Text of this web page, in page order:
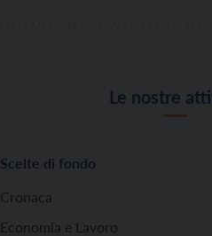
Le nostre
Scelte di fondo
Cronaca
Economia e Lavoro